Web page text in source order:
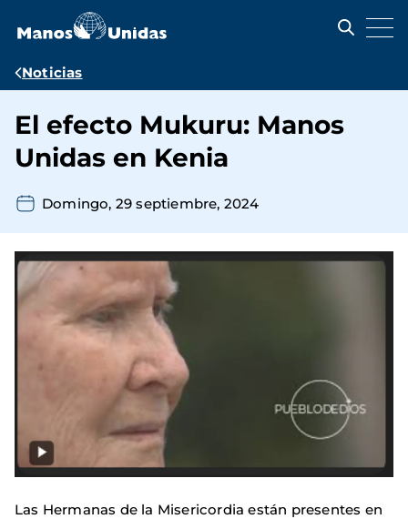
contenido
Ruta
navegación
Noticias
El efecto Mukuru: Manos
Unidas en Kenia
Domingo, 29 septiembre, 2024
Las Hermanas de la Misericordia están presentes en